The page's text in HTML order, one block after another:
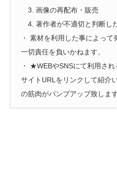
3. 画像の再配布・販売
4. 著作者が不適切と判断し
・ 素材を利用した事によっ
一切責任を負いかねます。
・ ★WEBやSNSにて利用さ
サイトURLをリンクして紹介
の筋肉がパンプアップ致します